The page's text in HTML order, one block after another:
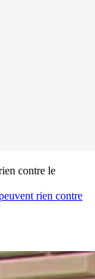
contre le
rien contre